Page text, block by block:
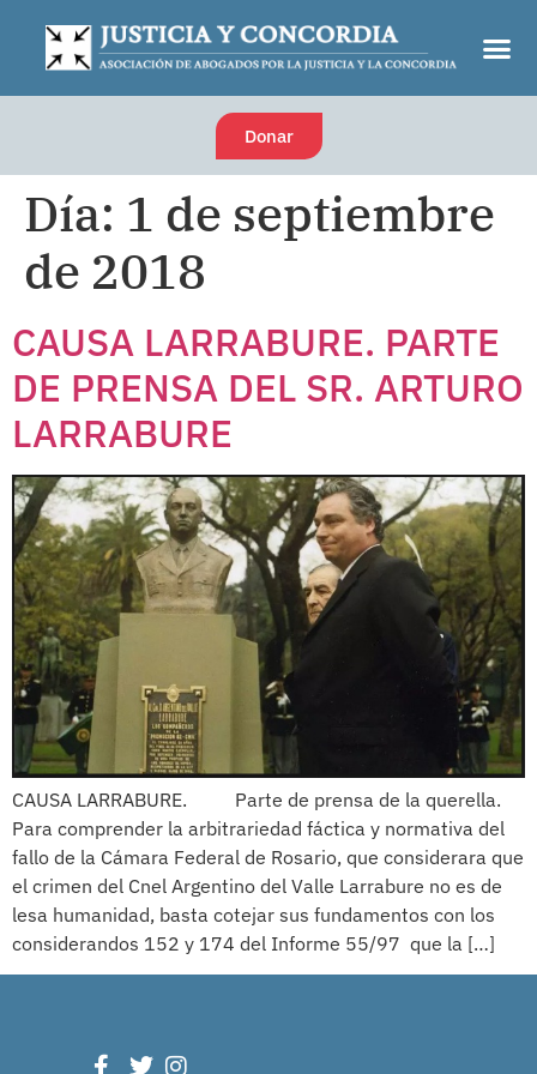
Donar
Día: 1 de septiembre
de 2018
CAUSA LARRABURE. PARTE
DE PRENSA DEL SR. ARTURO
LARRABURE
CAUSA LARRABURE. Parte de prensa de la querella.
Para comprender la arbitrariedad fáctica y normativa del
fallo de la Cámara Federal de Rosario, que considerara que
el crimen del Cnel Argentino del Valle Larrabure no es de
lesa humanidad, basta cotejar sus fundamentos con los
considerandos 152 y 174 del Informe 55/97 que la […]